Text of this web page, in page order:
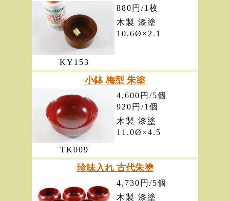
KY153
880円/1枚
木製 漆塗
10.6Ø×2.1
小鉢 梅型 朱塗
TK009
4,600円/5個
920円/1個
木製 漆塗
11.0Ø×4.5
珍味入れ 古代朱塗
4,730円/5個
木製 漆塗